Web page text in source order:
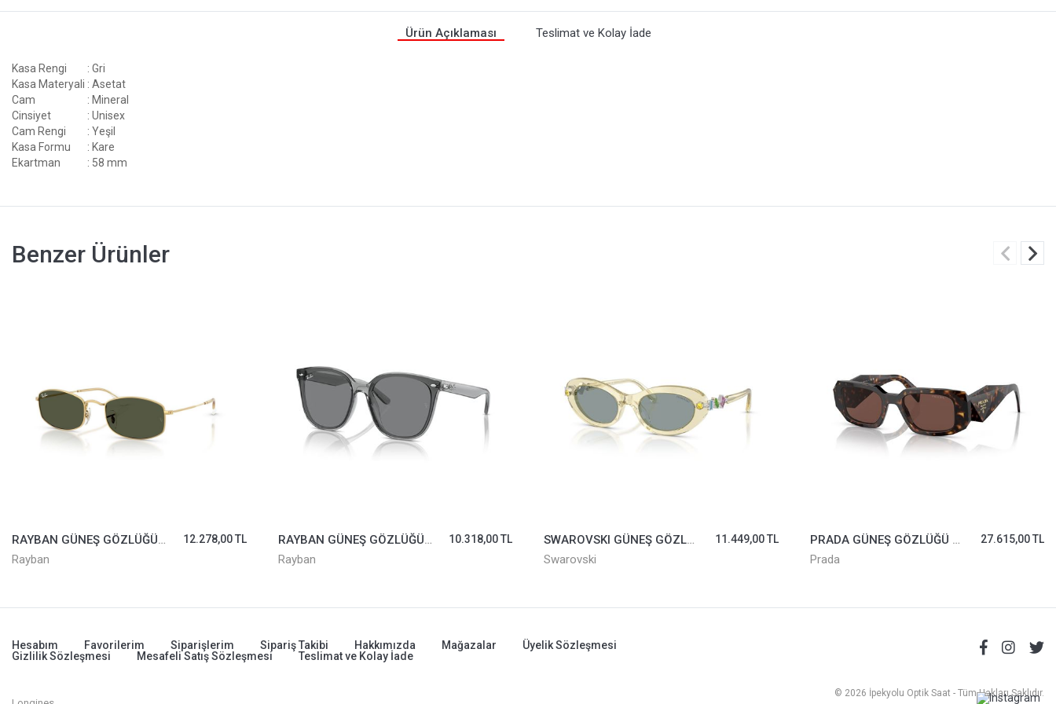
Ürün Açıklaması Teslimat ve Kolay İade
Kasa Rengi
: Gri
Kasa Materyali : Asetat
Cam
: Mineral
Cinsiyet
: Unisex
Cam Rengi
: Yeşil
Kasa Formu
: Kare
Ekartman
: 58 mm
Benzer Ürünler
RAYBAN GÜNEŞ GÖZLÜĞÜ 3832-001/31*52
Rayban
12.278,00 TL
RAYBAN GÜNEŞ GÖZLÜĞÜ 4423D-6450/87*66
Rayban
10.318,00 TL
SWAROVSKI GÜNEŞ GÖZLÜĞÜ SK6042-1080/1
Swarovski
11.449,00 TL
PRADA GÜNEŞ GÖZLÜĞÜ SPR17W-2AU03U
Prada
27.615,00 TL
Hesabım Favorilerim Siparişlerim Sipariş Takibi Hakkımızda Mağazalar
Üyelik Sözleşmesi
Gizlilik Sözleşmesi
Mesafeli Satış Sözleşmesi Teslimat ve Kolay İade
© 2026 İpekyolu Optik Saat - Tüm Hakları Saklıdır.